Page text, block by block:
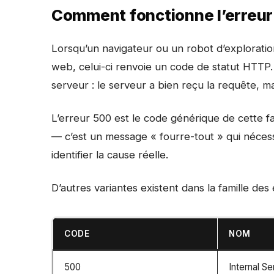
Comment fonctionne
Lorsqu’un navigateur ou un robot
web, celui-ci renvoie un code de statut
serveur : le serveur a bien reçu la requête,
L’erreur 500 est le code générique de cette
— c’est un message « fourre-tout » qui
identifier la cause réelle.
D’autres variantes existent dans la famille
CODE NOM
500 Internal